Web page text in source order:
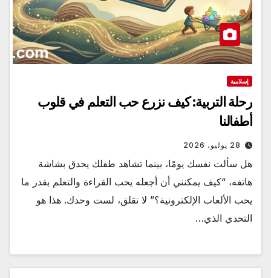
إسلامية
رحلة التربية: كيف نزرع حب التعلم في قلوب
أطفالنا
28 يوليو، 2026
هل سألت نفسك يومًا، بينما تشاهد طفلك يحدق بشاشة
هاتفه، “كيف يمكنني أن أجعله يحب القراءة والتعلم بقدر ما
يحب الألعاب الإلكترونية؟” لا تقلق، لست وحدك. هذا هو
التحدي الذي…